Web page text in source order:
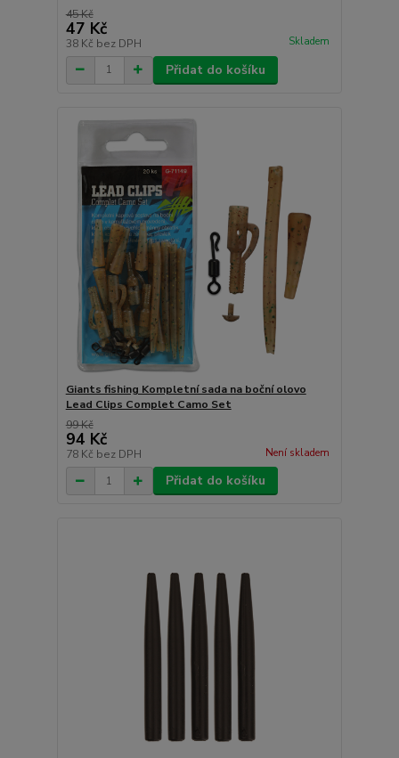
45 Kč
47 Kč
38 Kč bez DPH Skladem
Přidat do košíku
Giants fishing Kompletní sada na boční olovo
Lead Clips Complet Camo Set
99 Kč
94 Kč
78 Kč bez DPH Není skladem
Přidat do košíku